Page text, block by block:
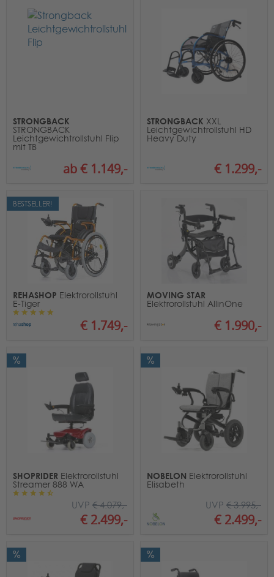
STRONGBACK
STRONGBACK
Leichtgewichtrollstuhl Flip
mit TB
ab € 1.149,-
STRONGBACK XXL
Leichtgewichtrollstuhl HD
Heavy Duty
€ 1.299,-
BESTSELLER!
REHASHOP Elektrorollstuhl
E-Tiger
€ 1.749,-
MOVING STAR
Elektrorollstuhl AllinOne
€ 1.990,-
SHOPRIDER Elektrorollstuhl
Streamer 888 WA
€ 2.499,-
UVP € 4.079,-
NOBELON Elektrorollstuhl
Elisabeth
€ 2.499,-
UVP € 3.995,-